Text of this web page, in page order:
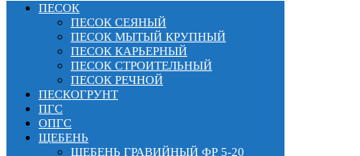
ПЕСОК
ПЕСОК СЕЯНЫЙ
ПЕСОК МЫТЫЙ КРУПНЫЙ
ПЕСОК КАРЬЕРНЫЙ
ПЕСОК СТРОИТЕЛЬНЫЙ
ПЕСОК РЕЧНОЙ
ПЕСКОГРУНТ
ПГС
ОПГС
ЩЕБЕНЬ
ЩЕБЕНЬ ГРАВИЙНЫЙ ФР 5-20